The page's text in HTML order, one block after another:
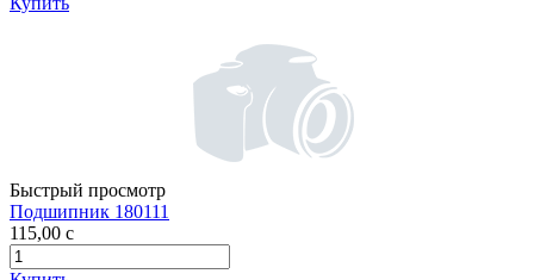
Быстрый просмотр
Подшипник 180111
115,00 c